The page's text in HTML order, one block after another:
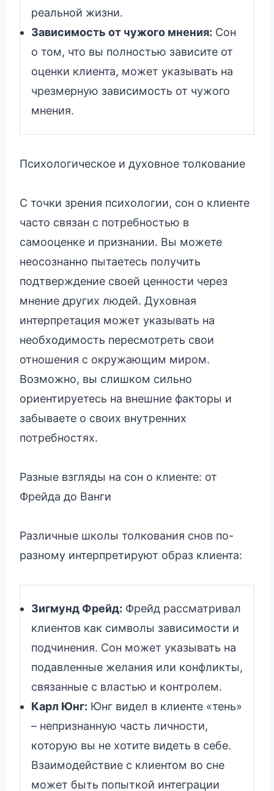
реальной жизни.
Зависимость от чужого мнения: Сон
о том, что вы полностью зависите от
оценки клиента, может указывать на
чрезмерную зависимость от чужого
мнения.
Психологическое и духовное толкование
С точки зрения психологии, сон о клиенте
часто связан с потребностью в
самооценке и признании. Вы можете
неосознанно пытаетесь получить
подтверждение своей ценности через
мнение других людей. Духовная
интерпретация может указывать на
необходимость пересмотреть свои
отношения с окружающим миром.
Возможно, вы слишком сильно
ориентируетесь на внешние факторы и
забываете о своих внутренних
потребностях.
Разные взгляды на сон о клиенте: от
Фрейда до Ванги
Различные школы толкования снов по-
разному интерпретируют образ клиента:
Зигмунд Фрейд: Фрейд рассматривал
клиентов как символы зависимости и
подчинения. Сон может указывать на
подавленные желания или конфликты,
связанные с властью и контролем.
Карл Юнг: Юнг видел в клиенте «тень»
– непризнанную часть личности,
которую вы не хотите видеть в себе.
Взаимодействие с клиентом во сне
может быть попыткой интеграции